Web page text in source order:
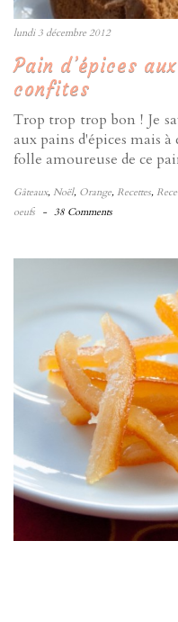
lundi 3 décembre 2012
Pain d’épices
confites
Trop trop trop bon ! Je
aux pains d'épices mais
folle amoureuse de ce
Gâteaux, Noël, Orange, Recettes,
oeufs - 38 Comments